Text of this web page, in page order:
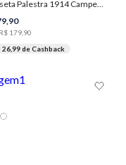
Camiseta Palestra 1914 Campeão do Século Masculina Individual
,90
R$ 179 90
26,99de Cashback